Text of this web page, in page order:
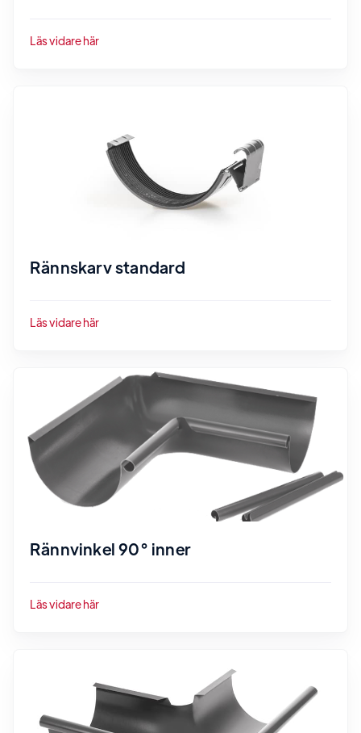
Läs vidare här
Rännskarv standard
Läs vidare här
Rännvinkel 90° inner
Läs vidare här